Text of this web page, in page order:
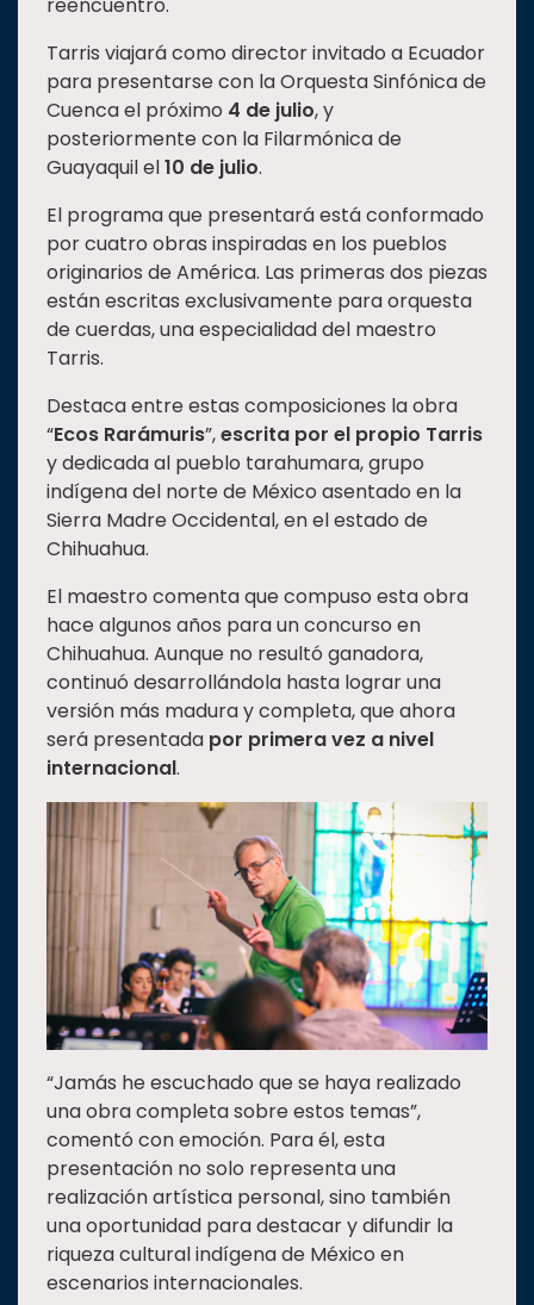
reencuentro.
Tarris viajará como director invitado a Ecuador
para presentarse con la Orquesta Sinfónica de
Cuenca el próximo 4 de julio, y
posteriormente con la Filarmónica de
Guayaquil el10 de julio.
El programa que presentará está conformado
por cuatro obras inspiradas en los pueblos
originarios de América. Las primeras dos piezas
están escritas exclusivamente para orquesta
de cuerdas, una especialidad del maestro
Tarris.
Destaca entre estas composiciones la obra
“Ecos Rarámuris”,escrita por el propio Tarris
y dedicada al pueblo tarahumara, grupo
indígena del norte de México asentado en la
Sierra Madre Occidental, en el estado de
Chihuahua.
El maestro comenta que compuso esta obra
hace algunos años para un concurso en
Chihuahua. Aunque no resultó ganadora,
continuó desarrollándola hasta lograr una
versión más madura y completa, que ahora
será presentada por primera vez a nivel
internacional.
“Jamás he escuchado que se haya realizado
una obra completa sobre estos temas”,
comentó con emoción. Para él, esta
presentación no solo representa una
realización artística personal, sino también
una oportunidad para destacar y difundir la
riqueza cultural indígena de México en
escenarios internacionales.